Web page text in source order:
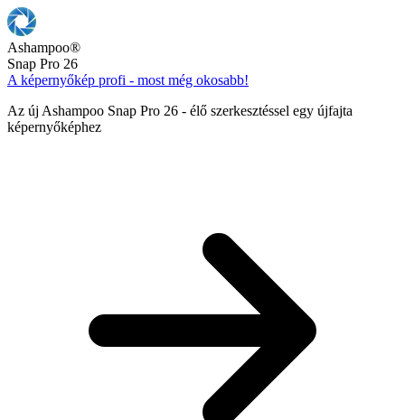
Ashampoo®
Snap Pro 26
A képernyőkép profi - most még okosabb!
Az új Ashampoo Snap Pro 26 - élő szerkesztéssel egy újfajta
képernyőképhez